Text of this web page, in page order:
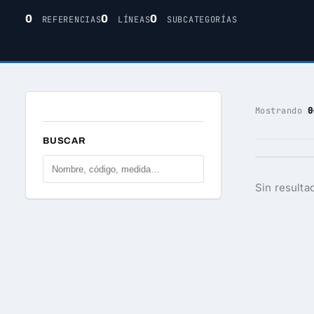
0 REFERENCIAS0 LÍNEAS0 SUBCATEGORÍAS
BUSCAR
Mostrando
Sin